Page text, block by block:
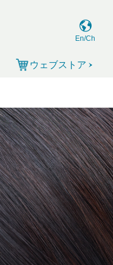
En/Ch
ウェブストア